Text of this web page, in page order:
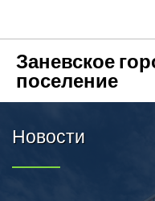
Заневское
поселение
Новости